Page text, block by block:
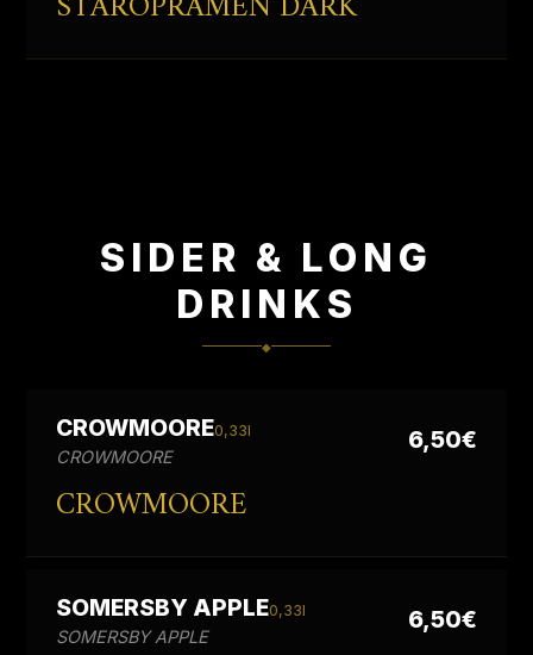
SIDER & LONG
DRINKS
◆
CROWMOORE0,33l
CROWMOORE
CROWMOORE
6,50€
SOMERSBY APPLE0,33l
SOMERSBY APPLE
6,50€